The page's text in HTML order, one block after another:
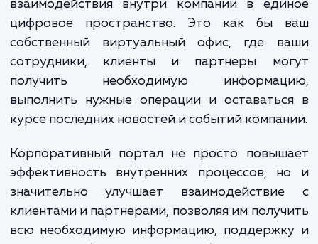
Создание корпоративного портала –
разработка централизованной
информационные потоки,
взаимодействия внутри компании в
цифровое пространство. Это как бы
сотрудники, клиенты и партнеры
получить необходимую
курсе последних новостей и событий